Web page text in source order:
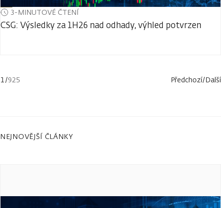
3-MINUTOVÉ ČTENÍ
CSG: Výsledky za 1H26 nad odhady, výhled potvrzen
1/925 Předchozí/Další
NEJNOVĚJŠÍ ČLÁNKY